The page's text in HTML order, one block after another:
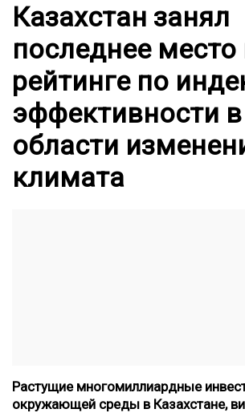
Казахстан занял
последнее место
рейтинге по
эффективности в
области
климата
Растущие многомиллиардные
окружающей среды в Казахстане,